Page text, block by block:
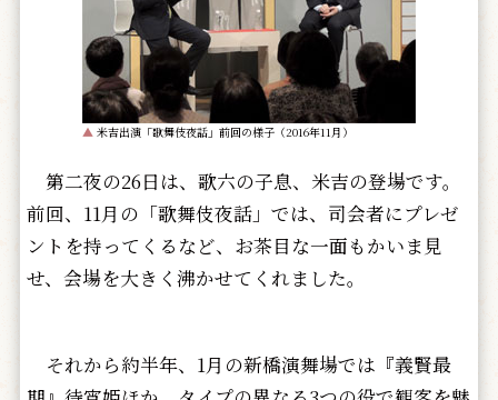
▲ 米吉出演「歌舞伎夜話」前回の様子（2016年11月）
第二夜の26日は、歌六の子息、米吉の登場です。
前回、11月の「歌舞伎夜話」では、司会者にプレゼ
ントを持ってくるなど、お茶目な一面もかいま見
せ、会場を大きく沸かせてくれました。
それから約半年、1月の新橋演舞場では『義賢最